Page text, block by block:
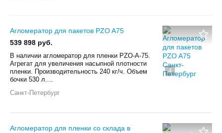
4
Агломератор для пакетов PZO A75
539 898 руб.
В наличии агломератор для пленки PZO-A-75.
Агрегат для увеличения насыпной плотности
пленки. Производительность 240 кг/ч. Объем
бочки 530 л....
Санкт-Петербург
Агломератор для пленки со склада в